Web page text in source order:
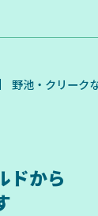
野池・クリーク
ドから